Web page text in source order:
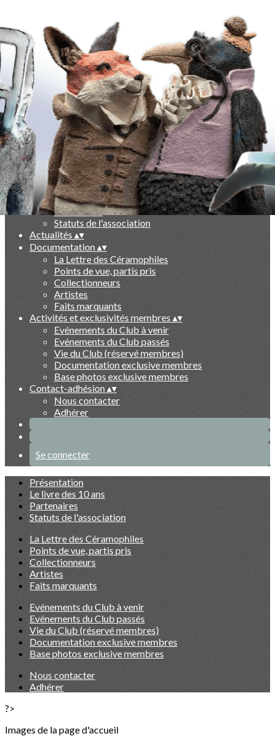
Exporter toutes les colonnes
Exporter uniquement les colonnes affichées
Menu
Ajoutez un logo, un bouton, des réseaux sociaux
Cliquez pour éditer
-
Qui sommes nous ?▴▾
Présentation
Le livre des 10 ans
Partenaires
Statuts de l'association
Actualités ▴▾
Documentation▴▾
La Lettre des Céramophiles
Points de vue, partis pris
Collectionneurs
Artistes
Faits marquants
Activités et exclusivités membres ▴▾
Evénements du Club à venir
Evénements du Club passés
Vie du Club (réservé membres)
Documentation exclusive membres
Base photos exclusive membres
Contact-adhésion▴▾
Nous contacter
Adhérer
Se connecter
Présentation
Le livre des 10 ans
Partenaires
Statuts de l'association
La Lettre des Céramophiles
Points de vue, partis pris
Collectionneurs
Artistes
Faits marquants
Evénements du Club à venir
Evénements du Club passés
Vie du Club (réservé membres)
Documentation exclusive membres
Base photos exclusive membres
Nous contacter
Adhérer
?>
Images de la page d'accueil